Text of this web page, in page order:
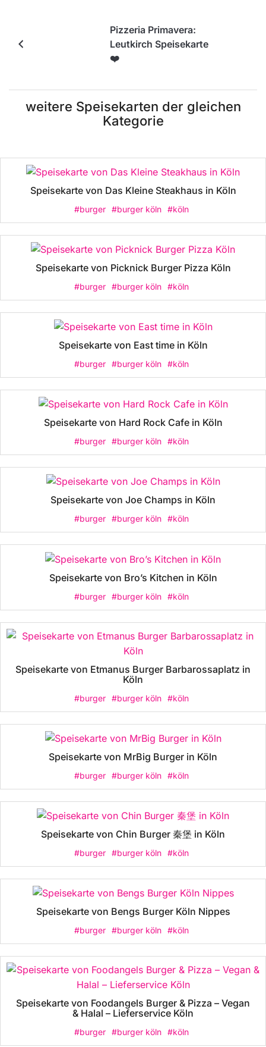
Pizzeria Primavera:
Leutkirch Speisekarte
❤️
weitere Speisekarten der gleichen
Kategorie
Speisekarte von Das Kleine Steakhaus in Köln
#burger #burger köln #köln
Speisekarte von Picknick Burger Pizza Köln
#burger #burger köln #köln
Speisekarte von East time in Köln
#burger #burger köln #köln
Speisekarte von Hard Rock Cafe in Köln
#burger #burger köln #köln
Speisekarte von Joe Champs in Köln
#burger #burger köln #köln
Speisekarte von Bro’s Kitchen in Köln
#burger #burger köln #köln
Speisekarte von Etmanus Burger Barbarossaplatz in
Köln
#burger #burger köln #köln
Speisekarte von MrBig Burger in Köln
#burger #burger köln #köln
Speisekarte von Chin Burger 秦堡 in Köln
#burger #burger köln #köln
Speisekarte von Bengs Burger Köln Nippes
#burger #burger köln #köln
Speisekarte von Foodangels Burger & Pizza – Vegan
& Halal – Lieferservice Köln
#burger #burger köln #köln